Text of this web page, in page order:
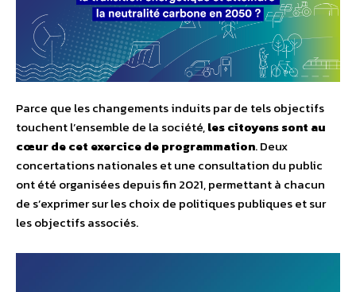
Parce que les changements induits par de tels objectifs
touchent l’ensemble de la société,les citoyens sont au
cœur de cet exercice de programmation. Deux
concertations nationales et une consultation du public
ont été organisées depuis fin 2021, permettant à chacun
de s’exprimer sur les choix de politiques publiques et sur
les objectifs associés.